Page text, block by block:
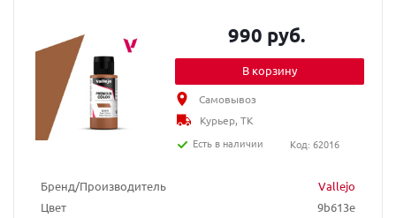
Бренд/Производитель
Vallejo
Цвет
9b613e
990 руб.
В корзину
Самовывоз
Курьер, ТК
Есть в наличии
Код: 62016